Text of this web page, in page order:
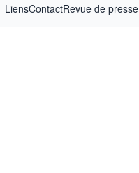
LiensContactRevue de presse